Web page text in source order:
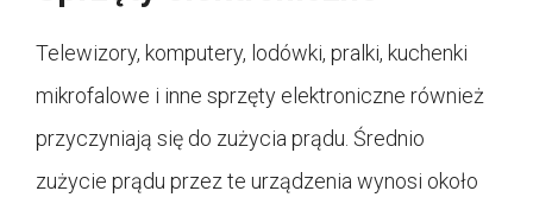
Telewizory, komputery, lodówki, pralki, kuchenki
mikrofalowe i inne sprzęty elektroniczne również
przyczyniają się do zużycia prądu. Średnio
zużycie prądu przez te urządzenia wynosi około